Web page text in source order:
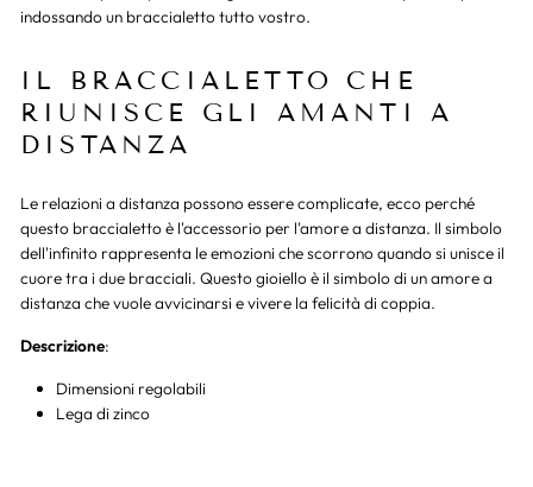
indossando un braccialetto tutto vostro.
IL BRACCIALETTO CHE
RIUNISCE GLI AMANTI A
DISTANZA
Le relazioni a distanza possono essere complicate, ecco perché
questo braccialetto è l'accessorio per l'amore a distanza. Il simbolo
dell'infinito rappresenta le emozioni che scorrono quando si unisce il
cuore tra i due bracciali. Questo gioiello è il simbolo di un amore a
distanza che vuole avvicinarsi e vivere la felicità di coppia.
Descrizione:
Dimensioni regolabili
Lega di zinco